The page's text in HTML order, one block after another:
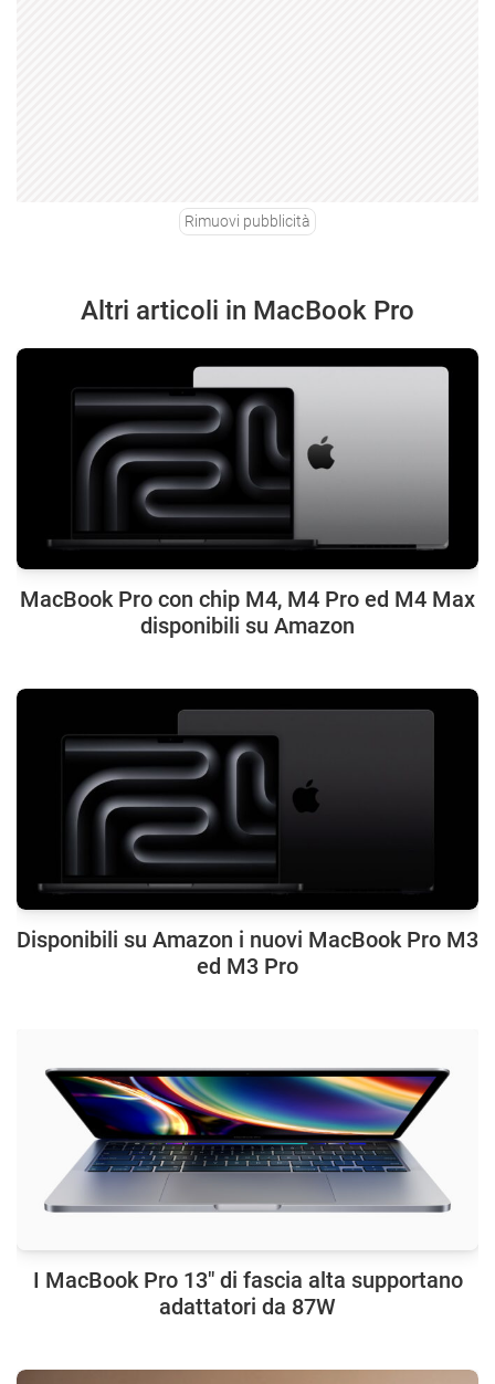
Rimuovi pubblicità
Altri articoli in MacBook Pro
MacBook Pro con chip M4, M4 Pro ed M4 Max
disponibili su Amazon
Disponibili su Amazon i nuovi MacBook Pro M3
ed M3 Pro
I MacBook Pro 13″ di fascia alta supportano
adattatori da 87W